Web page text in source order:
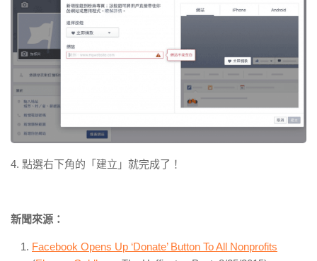
4. 點選右下角的「建立」就完成了！
新聞來源：
Facebook Opens Up ‘Donate’ Button To All Nonprofits